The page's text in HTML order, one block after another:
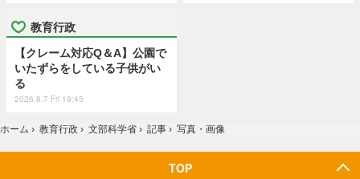
教育行政
【クレーム対応Q＆A】公園で
いたずらをしている子供がい
る
2026.8.7 Fri 19:45
ホーム › 教育行政 › 文部科学省 › 記事 › 写真・画像
TOP